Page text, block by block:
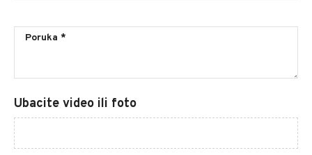
Ubacite video ili foto